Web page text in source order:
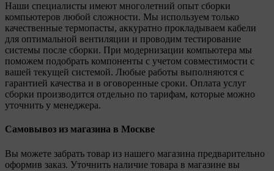
Наши специалисты имеют многолетний опыт сборки
компьютеров любой сложности. Мы используем только
качественные термопасты, аккуратно прокладываем кабели
для оптимальной вентиляции и проводим тестирование
системы после сборки. При модернизации компьютера мы
поможем подобрать компоненты с учетом совместимости с
вашей текущей системой. Любые работы выполняются с
гарантией качества и в оговоренные сроки. Оплата услуг
сборки производится отдельно по тарифам, которые можно
уточнить у менеджера.
Самовывоз из магазина в Москве
Вы можете забрать товар из нашего магазина предварительно
оформив заказ. Уточнить наличие товара в магазине вы